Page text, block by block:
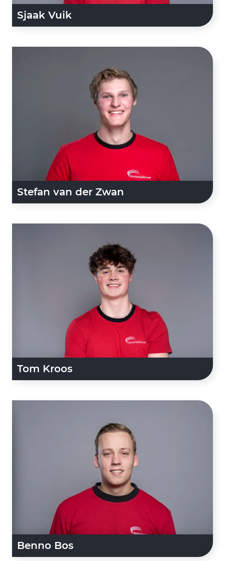
Sjaak Vuik
Stefan van der Zwan
Tom Kroos
Benno Bos